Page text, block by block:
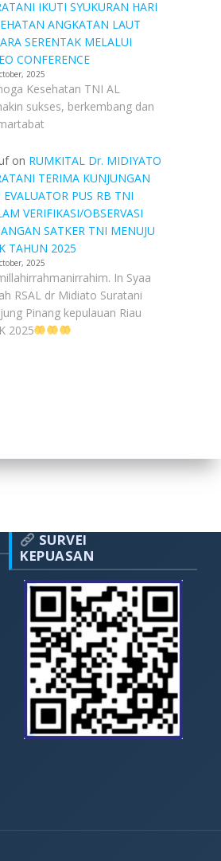
IKUTI SYUKURAN HARI
ANGKATAN LAUT
SERENTAK MELALUI
CONFERENCE
2025
Kesehatan TNI AL
sukses, berkembang dan
on RUMKITAL Dr. MIDIYATO
TERIMA KUNJUNGAN
PUS RB TNI
VERIFIKASI/OBSERVASI
SATKER TNI MENUJU
TAHUN 2025
2025
In Syaa
RSAL dr Midiato Suratani
Pinang kepulauan Riau
2025
SURVEI
KEPUASAN